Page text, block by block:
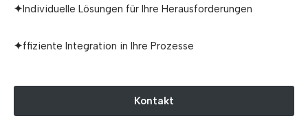
✦Individuelle Lösungen für Ihre Herausforderungen
✦ffiziente Integration in Ihre Prozesse
Kontakt